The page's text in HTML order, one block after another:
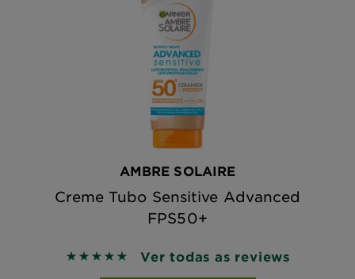
AMBRE SOLAIRE
Creme Tubo Sensitive Advanced
FPS50+
5 out of 5 stars based on reviews
Ver todas as reviews